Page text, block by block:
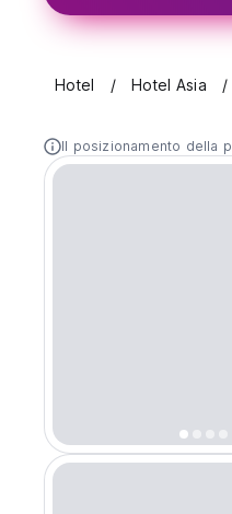
Hotel Hotel Asia
Il posizionamento della